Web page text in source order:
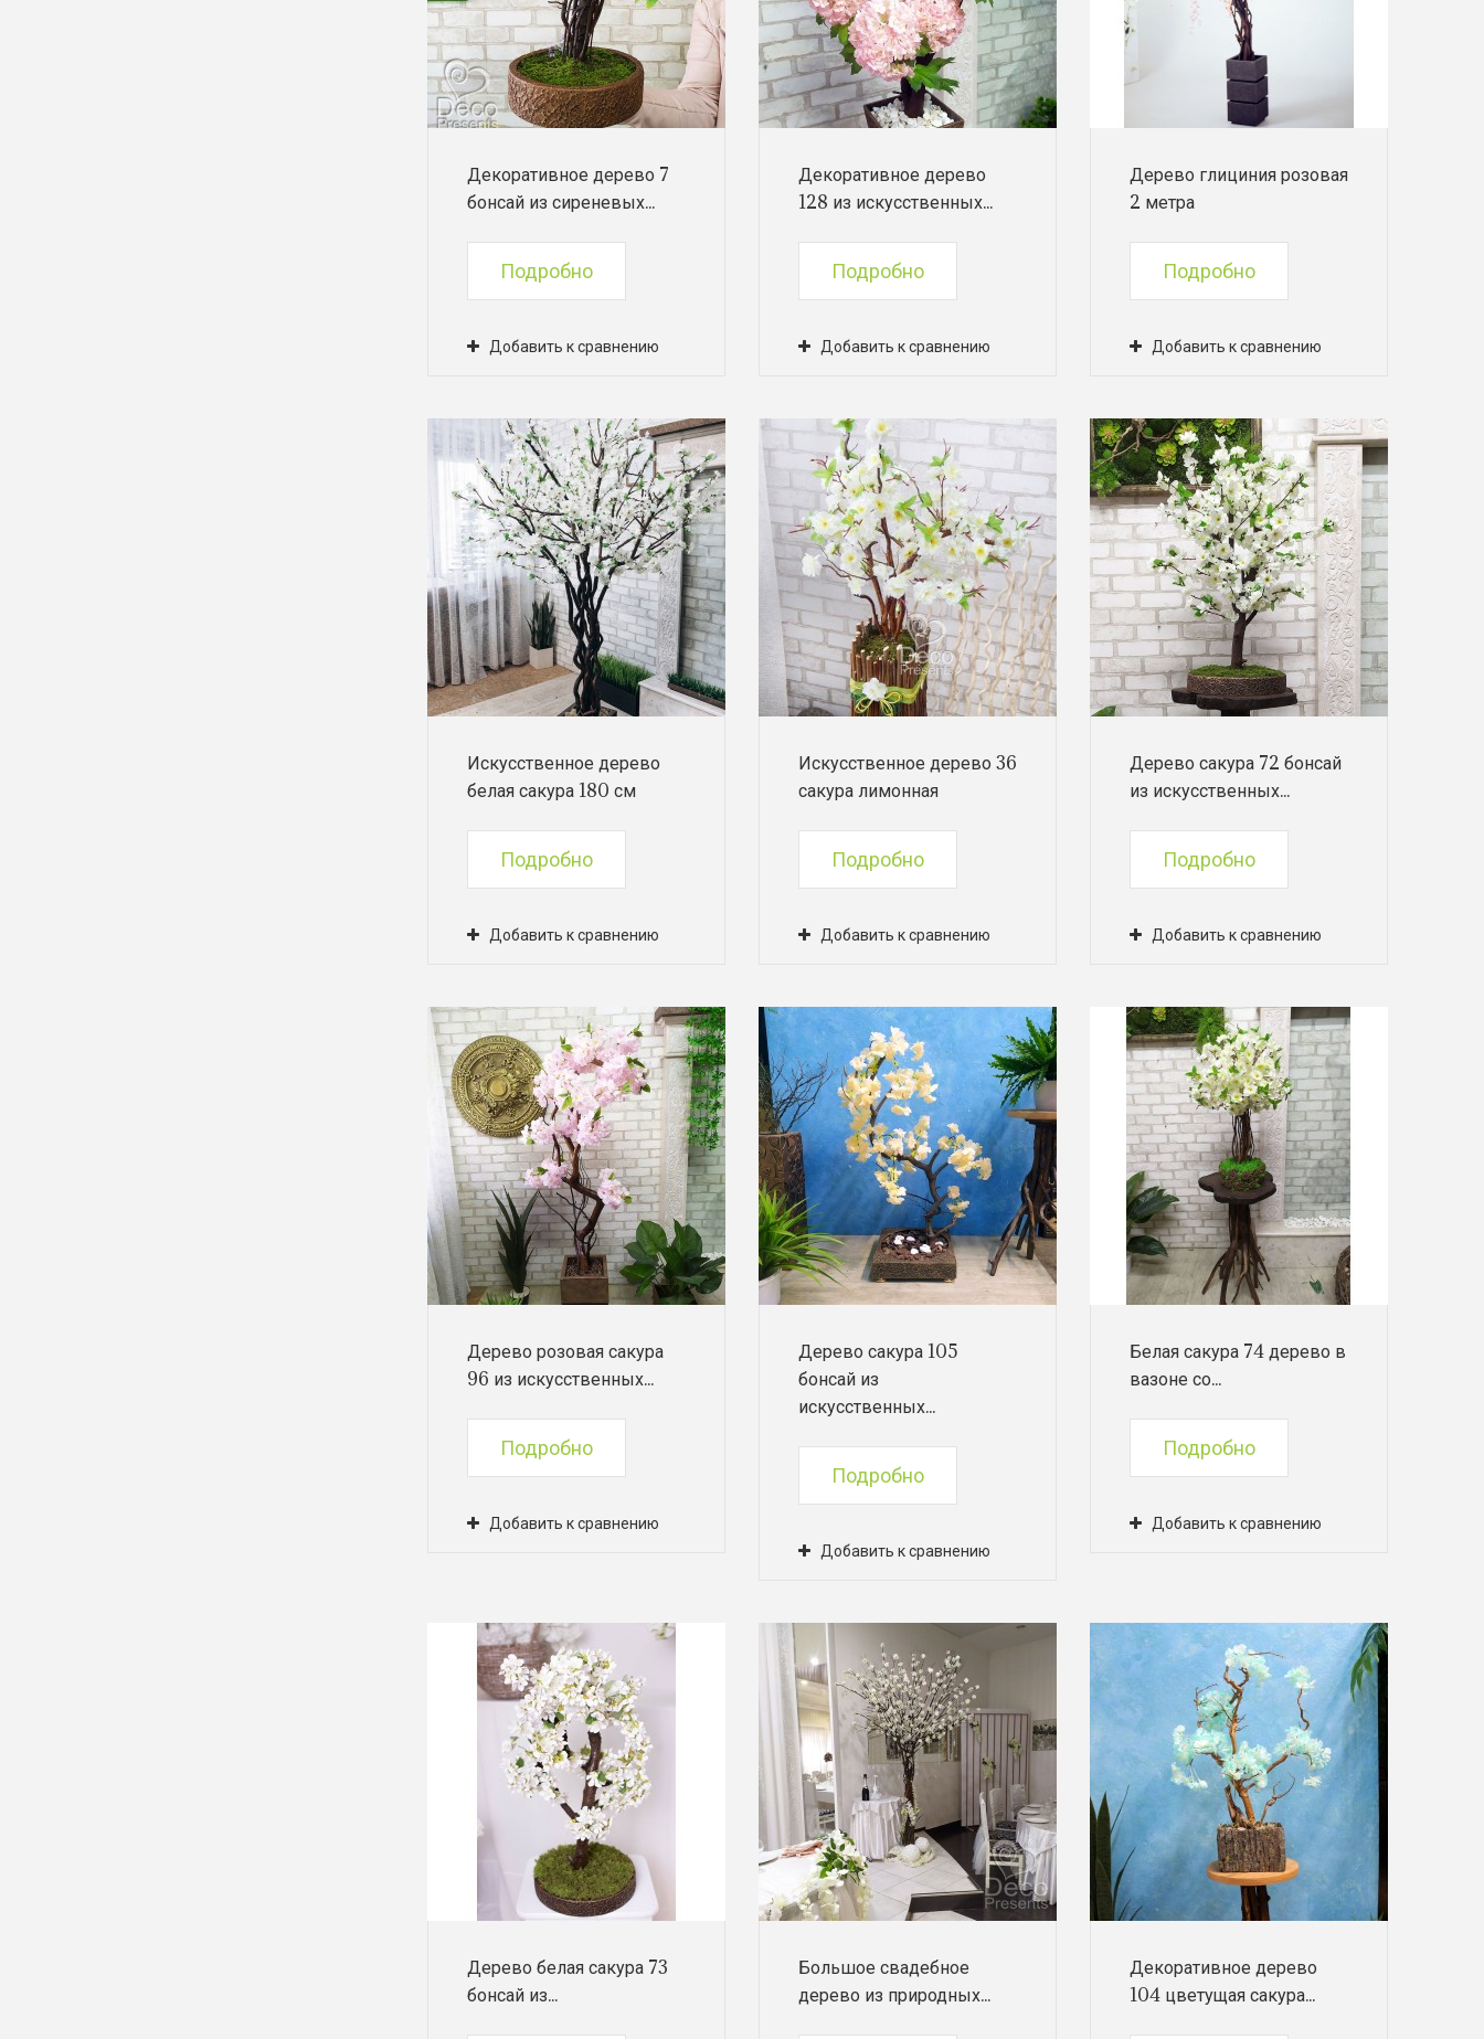
Декоративное дерево 7
бонсай из сиреневых...
Подробно
Добавить к сравнению
Декоративное дерево
128 из искусственных...
Подробно
Добавить к сравнению
Дерево глициния розовая
2 метра
Подробно
Добавить к сравнению
Искусственное дерево
белая сакура 180 см
Подробно
Добавить к сравнению
Искусственное дерево 36
сакура лимонная
Подробно
Добавить к сравнению
Дерево сакура 72 бонсай
из искусственных...
Подробно
Добавить к сравнению
Дерево розовая сакура
96 из искусственных...
Подробно
Добавить к сравнению
Дерево сакура 105
бонсай из
искусственных...
Подробно
Добавить к сравнению
Белая сакура 74 дерево в
вазоне со...
Подробно
Добавить к сравнению
Дерево белая сакура 73
бонсай из...
Большое свадебное
дерево из природных...
Декоративное дерево
104 цветущая сакура...